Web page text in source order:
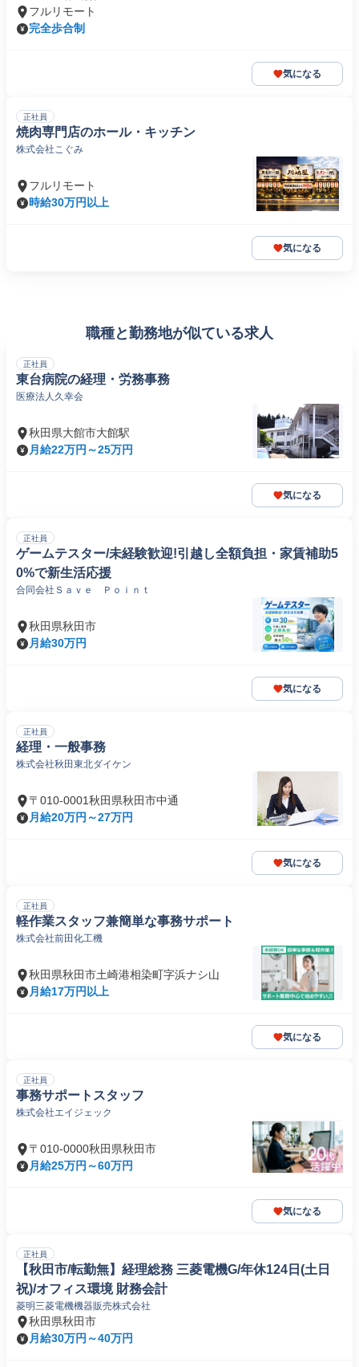
フルリモート
完全歩合制
気になる
正社員
焼肉専門店のホール・キッチン
株式会社こぐみ
フルリモート
時給30万円以上
気になる
職種と勤務地が似ている求人
正社員
東台病院の経理・労務事務
医療法人久幸会
秋田県大館市大館駅
月給22万円～25万円
気になる
正社員
ゲームテスター/未経験歓迎!引越し全額負担・家賃補助5
0%で新生活応援
合同会社Ｓａｖｅ Ｐｏｉｎｔ
秋田県秋田市
月給30万円
気になる
正社員
経理・一般事務
株式会社秋田東北ダイケン
〒010-0001秋田県秋田市中通
月給20万円～27万円
気になる
正社員
軽作業スタッフ兼簡単な事務サポート
株式会社前田化工機
秋田県秋田市土崎港相染町字浜ナシ山
月給17万円以上
気になる
正社員
事務サポートスタッフ
株式会社エイジェック
〒010-0000秋田県秋田市
月給25万円～60万円
気になる
正社員
【秋田市/転勤無】経理総務 三菱電機G/年休124日(土日
祝)/オフィス環境 財務会計
菱明三菱電機機器販売株式会社
秋田県秋田市
月給30万円～40万円